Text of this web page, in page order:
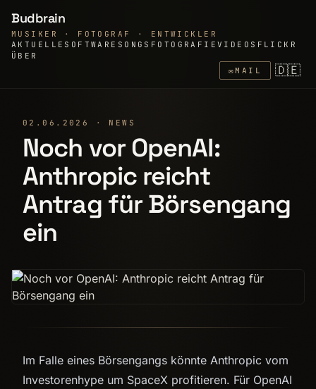
Budbrain
MUSIKER · FOTOGRAF · ENTWICKLER
AKTUELLE SOFTWARE SONGS FOTOGRAFIEVIDEOS FLICKR
ÜBER
✉MAIL 🇩🇪
02.06.2026 · NEWS
Noch vor OpenAI:
Anthropic reicht
Antrag für Börsengang
ein
Im Falle eines Börsengangs könnte Anthropic vom
Investorenhype um SpaceX profitieren. Für OpenAI